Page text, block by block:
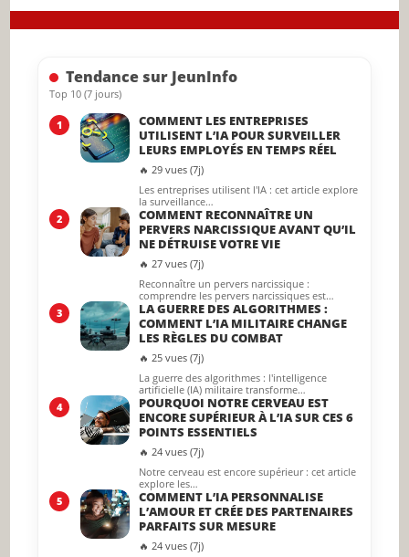
close
the
Tendance sur JeunInfo
Top 10 (7 jours)
1
COMMENT LES ENTREPRISES
UTILISENT L’IA POUR SURVEILLER
LEURS EMPLOYÉS EN TEMPS RÉEL
🔥 29 vues (7j)
Les entreprises utilisent l'IA : cet article explore
la surveillance…
2
COMMENT RECONNAÎTRE UN
PERVERS NARCISSIQUE AVANT QU’IL
NE DÉTRUISE VOTRE VIE
🔥 27 vues (7j)
Reconnaître un pervers narcissique :
comprendre les pervers narcissiques est…
3
LA GUERRE DES ALGORITHMES :
COMMENT L’IA MILITAIRE CHANGE
LES RÈGLES DU COMBAT
🔥 25 vues (7j)
La guerre des algorithmes : l'intelligence
artificielle (IA) militaire transforme…
4
POURQUOI NOTRE CERVEAU EST
ENCORE SUPÉRIEUR À L’IA SUR CES 6
POINTS ESSENTIELS
🔥 24 vues (7j)
Notre cerveau est encore supérieur : cet article
explore les…
5
COMMENT L’IA PERSONNALISE
L’AMOUR ET CRÉE DES PARTENAIRES
PARFAITS SUR MESURE
🔥 24 vues (7j)